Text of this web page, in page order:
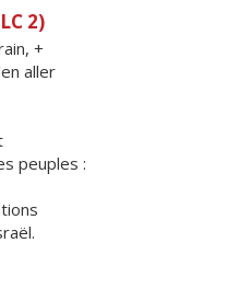
2)
+
aller
peuples :